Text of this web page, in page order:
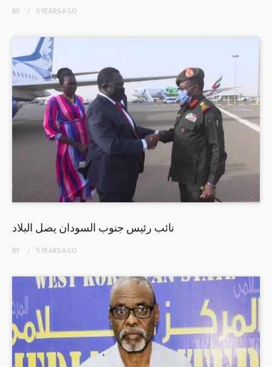
BY 5 YEARSAGO
نائب رئيس جنوب السودان يصل البلاد
BY 5 YEARSAGO